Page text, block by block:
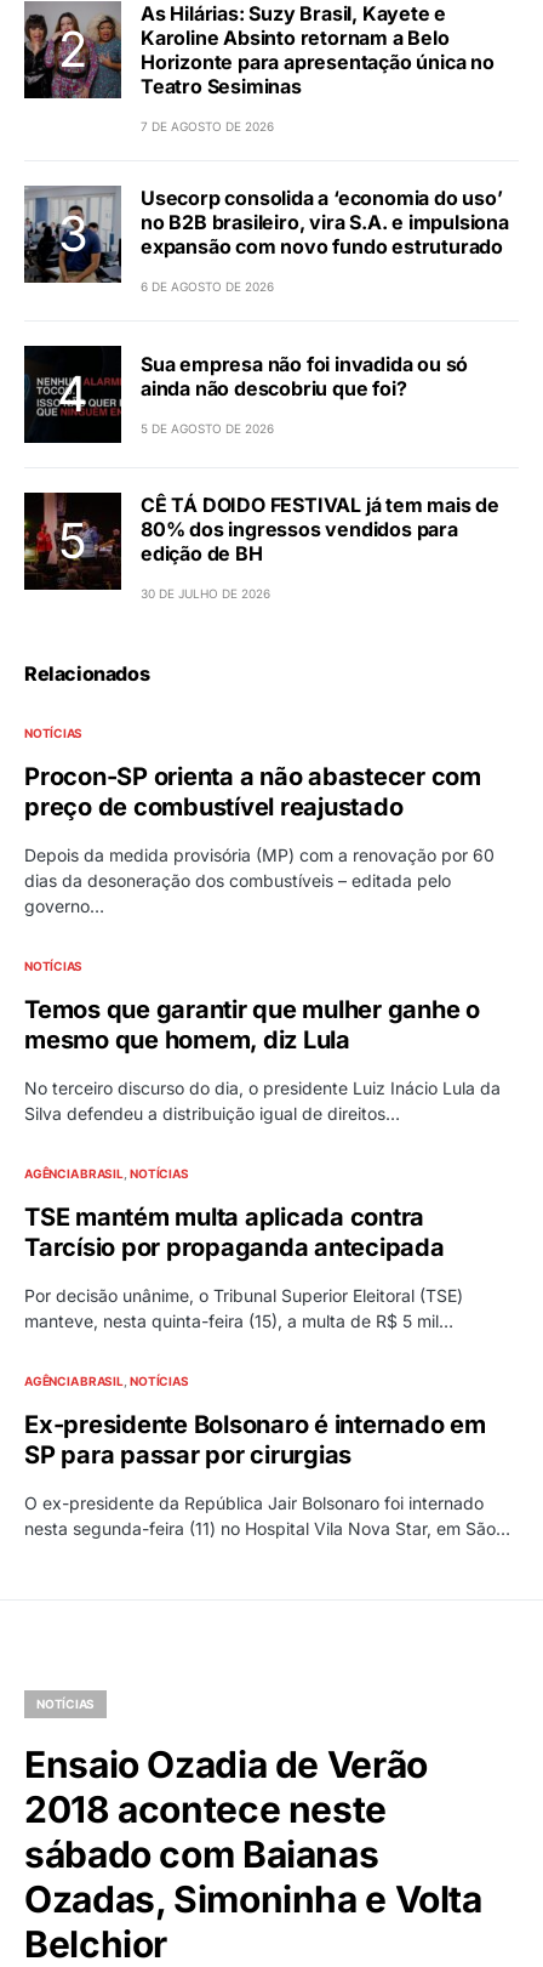
As Hilárias: Suzy Brasil, Kayete e
Karoline Absinto retornam a Belo
Horizonte para apresentação única no
Teatro Sesiminas
7 DE AGOSTO DE 2026
Usecorp consolida a ‘economia do uso’
no B2B brasileiro, vira S.A. e impulsiona
expansão com novo fundo estruturado
6 DE AGOSTO DE 2026
Sua empresa não foi invadida ou só
ainda não descobriu que foi?
5 DE AGOSTO DE 2026
CÊ TÁ DOIDO FESTIVAL já tem mais de
80% dos ingressos vendidos para
edição de BH
30 DE JULHO DE 2026
Relacionados
NOTÍCIAS
Procon-SP orienta a não abastecer com
preço de combustível reajustado
Depois da medida provisória (MP) com a renovação por 60
dias da desoneração dos combustíveis – editada pelo
governo…
NOTÍCIAS
Temos que garantir que mulher ganhe o
mesmo que homem, diz Lula
No terceiro discurso do dia, o presidente Luiz Inácio Lula da
Silva defendeu a distribuição igual de direitos…
AGÊNCIA BRASIL NOTÍCIAS
TSE mantém multa aplicada contra
Tarcísio por propaganda antecipada
Por decisão unânime, o Tribunal Superior Eleitoral (TSE)
manteve, nesta quinta-feira (15), a multa de R$ 5 mil…
AGÊNCIA BRASIL NOTÍCIAS
Ex-presidente Bolsonaro é internado em
SP para passar por cirurgias
O ex-presidente da República Jair Bolsonaro foi internado
nesta segunda-feira (11) no Hospital Vila Nova Star, em São…
NOTÍCIAS
Ensaio Ozadia de Verão
2018 acontece neste
sábado com Baianas
Ozadas, Simoninha e Volta
Belchior